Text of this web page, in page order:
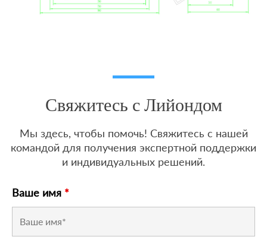
Свяжитесь с Лийондом
Мы здесь, чтобы помочь! Свяжитесь с нашей
командой для получения экспертной поддержки
и индивидуальных решений.
Ваше имя *